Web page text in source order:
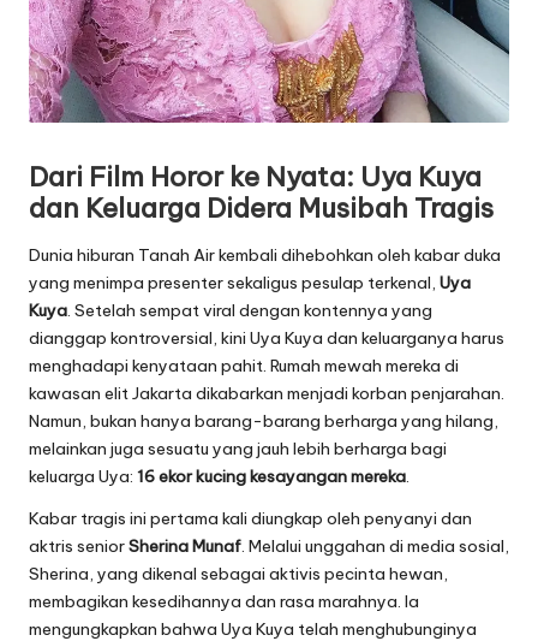
Dari Film Horor ke Nyata: Uya Kuya
dan Keluarga Didera Musibah Tragis
Dunia hiburan Tanah Air kembali dihebohkan oleh kabar duka
yang menimpa presenter sekaligus pesulap terkenal, Uya
Kuya . Setelah sempat viral dengan kontennya yang
dianggap kontroversial, kini Uya Kuya dan keluarganya harus
menghadapi kenyataan pahit. Rumah mewah mereka di
kawasan elit Jakarta dikabarkan menjadi korban penjarahan.
Namun, bukan hanya barang-barang berharga yang hilang,
melainkan juga sesuatu yang jauh lebih berharga bagi
keluarga Uya: 16 ekor kucing kesayangan mereka
Kabar tragis ini pertama kali diungkap oleh penyanyi dan
aktris seniorSherina Munaf . Melalui unggahan di media sosial,
Sherina, yang dikenal sebagai aktivis pecinta hewan,
membagikan kesedihannya dan rasa marahnya. Ia
mengungkapkan bahwa Uya Kuya telah menghubunginya